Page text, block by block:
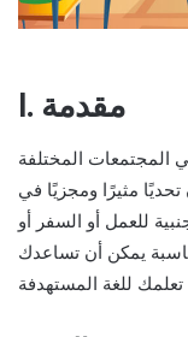
I. مقدمة
المجتمعات المختلفة
مثيرًا ومجزيًا في
للعمل أو السفر أو
يمكن أن تساعدك